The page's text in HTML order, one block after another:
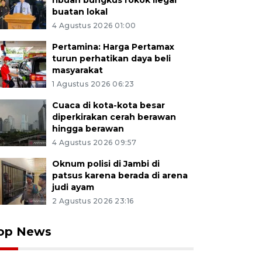
buatan lokal
4 Agustus 2026 01:00
Pertamina: Harga Pertamax
turun perhatikan daya beli
masyarakat
1 Agustus 2026 06:23
Cuaca di kota-kota besar
diperkirakan cerah berawan
hingga berawan
4 Agustus 2026 09:57
Oknum polisi di Jambi di
patsus karena berada di arena
judi ayam
2 Agustus 2026 23:16
News